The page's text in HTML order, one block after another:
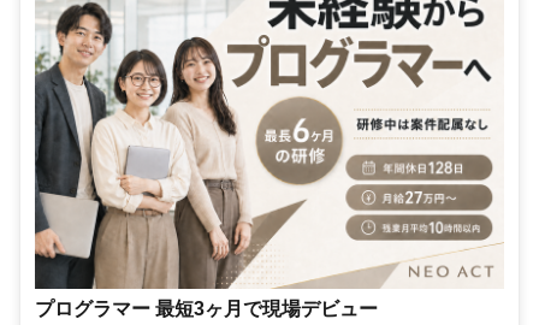
プログラマー 最短3ヶ月で現場デビュー